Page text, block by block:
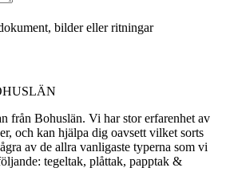
bilder eller ritningar
från Bohuslän. Vi har stor erfarenhet av
och kan hjälpa dig oavsett vilket sorts
av de allra vanligaste typerna som vi
tegeltak, plåttak, papptak &